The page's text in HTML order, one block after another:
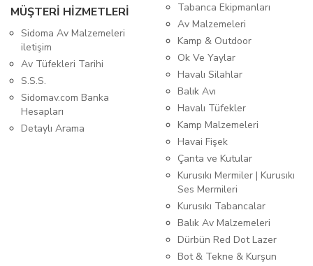
MÜŞTERİ HİZMETLERİ
Sidoma Av Malzemeleri
iletişim
Av Tüfekleri Tarihi
S.S.S.
Sidomav.com Banka
Hesapları
Detaylı Arama
Tabanca Ekipmanları
Av Malzemeleri
Kamp & Outdoor
Ok Ve Yaylar
Havalı Silahlar
Balık Avı
Havalı Tüfekler
Kamp Malzemeleri
Havai Fişek
Çanta ve Kutular
Kurusıkı Mermiler | Kurusıkı
Ses Mermileri
Kurusıkı Tabancalar
Balık Av Malzemeleri
Dürbün Red Dot Lazer
Bot & Tekne & Kurşun